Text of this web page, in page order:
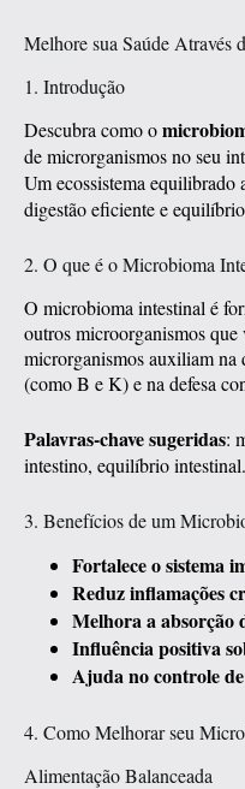
Melhore sua Saúde Através
1. Introdução
Descubra como o
de microrganismos no seu
Um ecossistema equilibrado
digestão eficiente e
2. O que é o Microbioma
O microbioma intestinal é
outros microorganismos que
microrganismos auxiliam na
(como B e K) e na defesa
Palavras-chave sugeridas:
intestino, equilíbrio intestinal.
3. Benefícios de um
Fortalece o sistema
Reduz inflamações
Melhora a absorção
Influência positiva
Ajuda no controle
4. Como Melhorar seu
Alimentação Balanceada